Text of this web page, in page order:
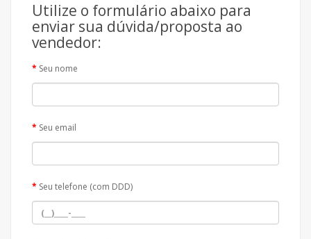
Utilize o formulário abaixo para
enviar sua dúvida/proposta ao
vendedor:
Seu nome
Seu email
Seu telefone (com DDD)